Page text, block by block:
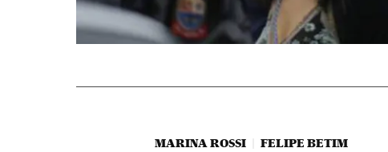
MARINA ROSSI FELIPE BETIM